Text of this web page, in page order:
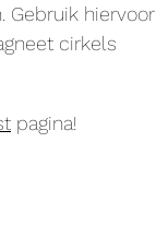
Gebruik hiervoor
cirkels
pagina!